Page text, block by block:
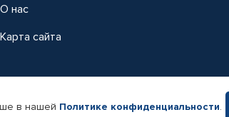
О нас
Карта сайта
в нашей Политике конфиденциальности.